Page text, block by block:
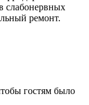
слабонервных
ремонт.
гостям было